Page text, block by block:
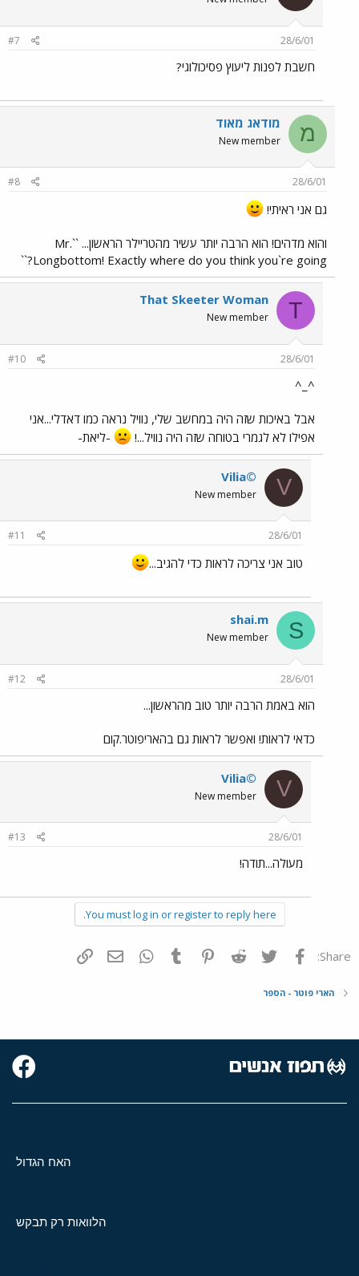
28/6/01
#7
חשבת לפנות ליעוץ פסיכולוגי?
מ מודאג מאוד
New member
28/6/01
#8
גם אני ראיתי!
והוא מדהים! הוא הרבה יותר עשיר מהטריילר הראשון... ``Mr.
Longbottom! Exactly where do you think you`re going?``
T
That Skeeter Woman
New member
28/6/01
#10
^_^
אבל באיכות שזה היה במחשב שלי, נוויל נראה כמו דאדלי...אני
אפילו לא לגמרי בטוחה שזה היה נוויל...!
-ליאת-
V
Vilia©
New member
28/6/01
#11
טוב אני צריכה לראות כדי להגיב...
S
shai.m
New member
28/6/01
#12
הוא באמת הרבה יותר טוב מהראשון...
כדאי לראות! ואפשר לראות גם בהאריפוטר.קום
V
Vilia©
New member
28/6/01
#13
מעולה...תודה!
You must log in or register to reply here.
Share: פייסבוק Twitter
Reddit
Pinterest
Tumblr
WhatsAppדואר אלקטרוני
הארי פוטר - הספר
האח הגדול
הלוואות רק תבקש